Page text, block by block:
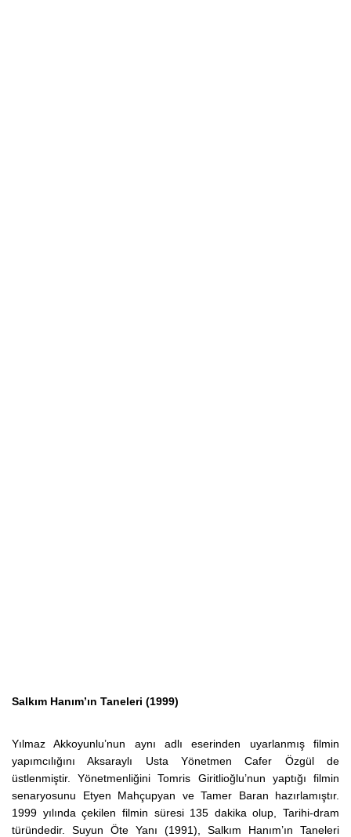
Salkım Hanım’ın Taneleri (1999)
Yılmaz Akkoyunlu’nun aynı adlı eserinden uyarlanmış filmin
yapımcılığını Aksaraylı Usta Yönetmen Cafer Özgül de
üstlenmiştir. Yönetmenliğini Tomris Giritlioğlu’nun yaptığı filmin
senaryosunu Etyen Mahçupyan ve Tamer Baran hazırlamıştır.
1999 yılında çekilen filmin süresi 135 dakika olup, Tarihi-dram
türündedir. Suyun Öte Yanı (1991), Salkım Hanım’ın Taneleri